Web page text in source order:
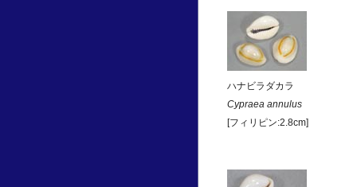
ハナビラダカラ
Cypraea annulus
[フィリピン:2.8cm]